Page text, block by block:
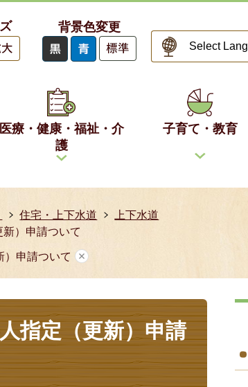
背景色変更
医療・健康・福祉・介
護
子育て・教育
住宅・上下水道
上下水道
）申請ついて
）申請ついて
指定（更新）申請